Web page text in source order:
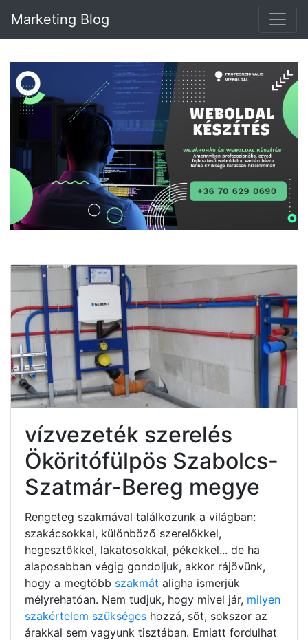
Marketing Blog
vízvezeték szerelés
Ököritófülpös Szabolcs-
Szatmár-Bereg megye
Rengeteg szakmával találkozunk a világban:
szakácsokkal, különböző szerelőkkel,
hegesztőkkel, lakatosokkal, pékekkel... de ha
alaposabban végig gondoljuk, akkor rájövünk,
hogy a megtöbb szakmát aligha ismerjük
mélyrehatóan. Nem tudjuk, hogy mivel jár, milyen
szakértelem szükséges hozzá, sőt, sokszor az
árakkal sem vagyunk tisztában. Emiatt fordulhat